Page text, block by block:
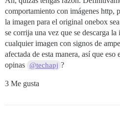
comportamiento con imágenes http,
la imagen para el original onebox
se corrija una vez que se descarga
cualquier imagen con signos de
afectada de esta manera, así que
opinas @techapj ?
3 Me gusta